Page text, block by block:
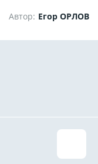
Автор: Егор ОРЛОВ